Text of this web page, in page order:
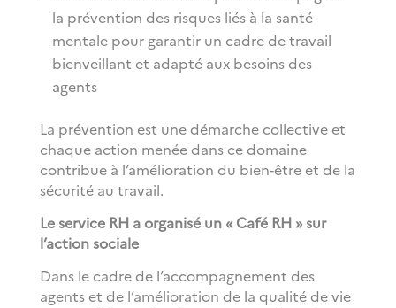
la prévention des risques liés à la santé
mentale pour garantir un cadre de travail
bienveillant et adapté aux besoins des
agents
La prévention est une démarche collective et
chaque action menée dans ce domaine
contribue à l’amélioration du bien-être et de la
sécurité au travail.
Le service RH a organisé un « Café RH » sur
l’action sociale
Dans le cadre de l’accompagnement des
agents et de l’amélioration de la qualité de vie